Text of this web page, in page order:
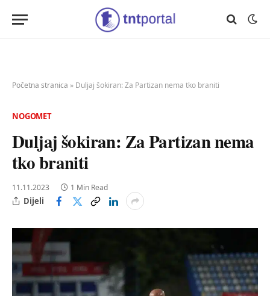
Početna stranica » Duljaj šokiran: Za Partizan nema tko braniti
NOGOMET
Duljaj šokiran: Za Partizan nema
tko braniti
11.11.2023 1 Min Read
Dijeli